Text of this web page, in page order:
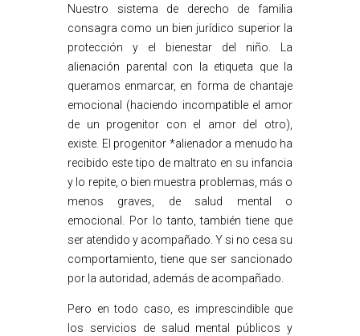
Nuestro sistema de derecho de familia
consagra como un bien jurídico superior la
protección y el bienestar del niño. La
alienación parental con la etiqueta que la
queramos enmarcar, en forma de chantaje
emocional (haciendo incompatible el amor
de un progenitor con el amor del otro),
existe. El progenitor *alienador a menudo ha
recibido este tipo de maltrato en su infancia
y lo repite, o bien muestra problemas, más o
menos graves, de salud mental o
emocional. Por lo tanto, también tiene que
ser atendido y acompañado. Y si no cesa su
comportamiento, tiene que ser sancionado
por la autoridad, además de acompañado.
Pero en todo caso, es imprescindible que
los servicios de salud mental públicos y